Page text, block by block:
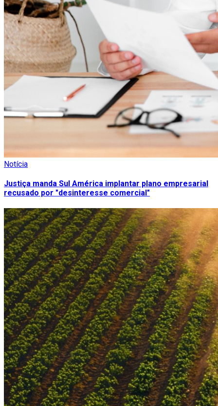
Notícia
Justiça manda Sul América implantar plano empresarial
recusado por "desinteresse comercial"